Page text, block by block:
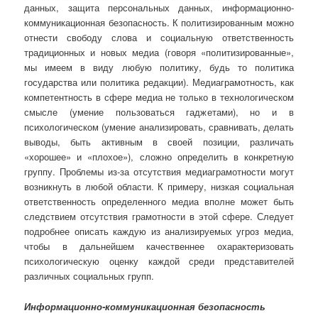
данных, защита персональных данных, информационно-
коммуникационная безопасность. К политизированным можно
отнести свободу слова и социальную ответственность
традиционных и новых медиа (говоря «политизированные»,
мы имеем в виду любую политику, будь то политика
государства или политика редакции). Медиаграмотность, как
компетентность в сфере медиа не только в технологическом
смысле (умение пользоваться гаджетами), но и в
психологическом (умение анализировать, сравнивать, делать
выводы, быть активным в своей позиции, различать
«хорошее» и «плохое»), сложно определить в конкретную
группу. Проблемы из-за отсутствия медиаграмотности могут
возникнуть в любой области. К примеру, низкая социальная
ответственность определенного медиа вполне может быть
следствием отсутствия грамотности в этой сфере. Следует
подробнее описать каждую из анализируемых угроз медиа,
чтобы в дальнейшем качественнее охарактеризовать
психологическую оценку каждой среди представителей
различных социальных групп.
Информационно-коммуникационная безопасность